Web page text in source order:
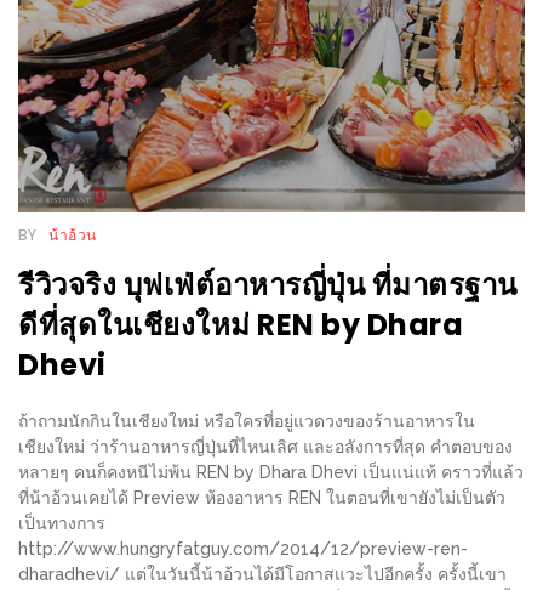
สวย
ร้าน
รวย
เสน่ห์
ของ
เชียงใหม่
ที่
ไป
ลอง
ร้าน
อร่อย
ที่
มา
ลอง
BY น้าอ้วน
รีวิวจริง บุฟเฟ่ต์อาหารญี่ปุ่น ที่มาตรฐาน
ดีที่สุดในเชียงใหม่ REN by Dhara
Dhevi
ถ้าถามนักกินในเชียงใหม่ หรือใครที่อยู่แวดวงของร้านอาหารใน
เชียงใหม่ ว่าร้านอาหารญี่ปุ่นที่ไหนเลิศ และอลังการที่สุด คำตอบของ
หลายๆ คนก็คงหนีไม่พ้น REN by Dhara Dhevi เป็นแน่แท้ คราวที่แล้ว
ที่น้าอ้วนเคยได้ Preview ห้องอาหาร REN ในตอนที่เขายังไม่เป็นตัว
เป็นทางการ
http://www.hungryfatguy.com/2014/12/preview-ren-
dharadhevi/ แต่ในวันนี้น้าอ้วนได้มีโอกาสแวะไปอีกครั้ง ครั้งนี้เขา